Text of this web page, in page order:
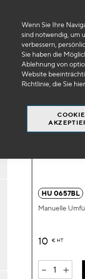
Wenn Sie Ihre
sind notwendig, um
verbessern,
Sie haben die
Ablehnung von
Website
Richtlinie, die Sie hier
HU 0657BL
Manuelle
10 € HT
- +